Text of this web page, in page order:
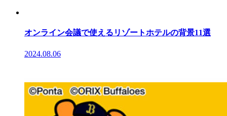
オンライン会議で使えるリゾートホテルの背景11選
2024.08.06